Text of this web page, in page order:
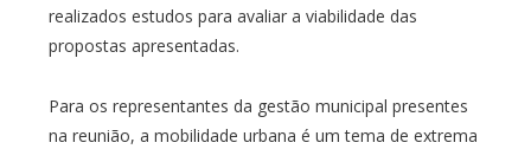
realizados estudos para avaliar a viabilidade das
propostas apresentadas.
Para os representantes da gestão municipal presentes
na reunião, a mobilidade urbana é um tema de extrema